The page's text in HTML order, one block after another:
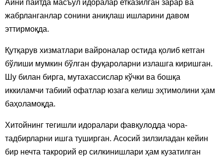
Айни пайтда масъул идоралар етказилган зарар ва
жабрланганлар сонини аниқлаш ишларини давом
эттирмоқда.
Қутқарув хизматлари вайроналар остида қолиб кетган
бўлиши мумкин бўлган фуқароларни излашга киришган.
Шу билан бирга, мутахассислар кўчки ва бошқа
иккиламчи табиий офатлар юзага келиш эҳтимолини ҳам
баҳоламоқда.
Хитойнинг тегишли идоралари фавқулодда чора-
тадбирларни ишга туширган. Асосий зилзиладан кейин
бир нечта такрорий ер силкинишлари ҳам кузатилган